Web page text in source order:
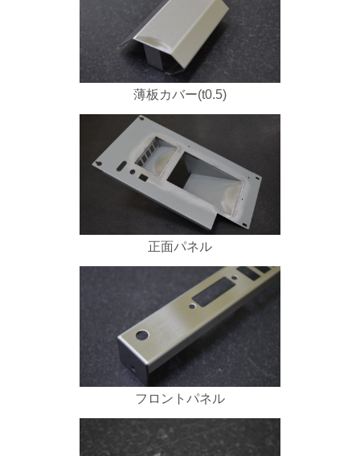
薄板カバー(t0.5)
正面パネル
フロントパネル